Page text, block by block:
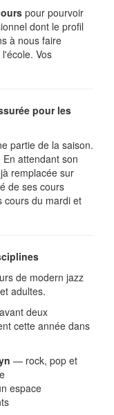
pour pourvoir
dont le profil
à nous faire
Vos
pour les
partie de la saison.
attendant son
remplacée sur
de ses cours
cours du mardi et
de modern jazz
adultes.
deux
cette année dans
— rock, pop et
espace